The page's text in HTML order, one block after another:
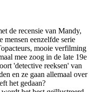
de recensie van Mandy,
eenzelfde serie
mooie verfilming
mee zoog in de late 19e
'detective reeksen' van
en ze gaan allemaal over
het gedaan?